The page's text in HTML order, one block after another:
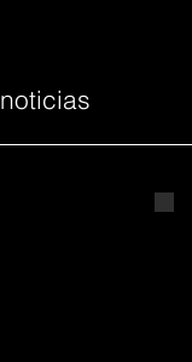
noticias